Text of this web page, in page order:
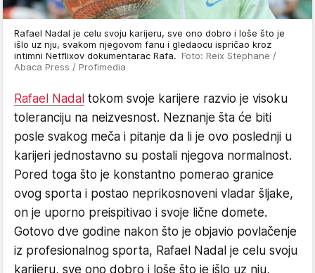
Rafael Nadal je celu svoju karijeru, sve ono dobro i loše što je
išlo uz nju, svakom njegovom fanu i gledaocu ispričao kroz
intimni Netflixov dokumentarac Rafa. Foto: Reix Stephane /
Abaca Press / Profimedia
Rafael Nadal tokom svoje karijere razvio je visoku
toleranciju na neizvesnost. Neznanje šta će biti
posle svakog meča i pitanje da li je ovo poslednji u
karijeri jednostavno su postali njegova normalnost.
Pored toga što je konstantno pomerao granice
ovog sporta i postao neprikosnoveni vladar šljake,
on je uporno preispitivao i svoje lične domete.
Gotovo dve godine nakon što je objavio povlačenje
iz profesionalnog sporta, Rafael Nadal je celu svoju
karijeru, sve ono dobro i loše što je išlo uz nju,